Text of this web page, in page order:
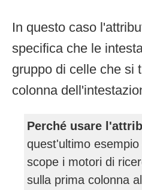
In questo caso
specifica che le
gruppo di celle che si
colonna
Perché usare
quest'ultimo
scope i motori di
sulla prima colonna